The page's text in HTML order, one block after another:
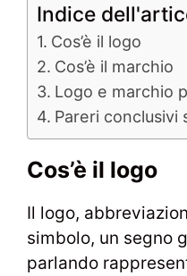
Indice
Cos’è il logo
Cos’è il marchio
Logo e marchio
Pareri conclusivi
Cos’è il logo
Il logo,
simbolo, un segno
parlando